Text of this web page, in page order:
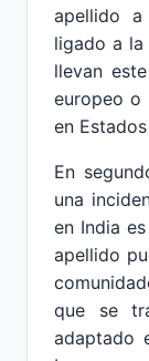
apellido a
ligado a
llevan
europeo o
en
En
una
en India
apellido
que se
adaptado